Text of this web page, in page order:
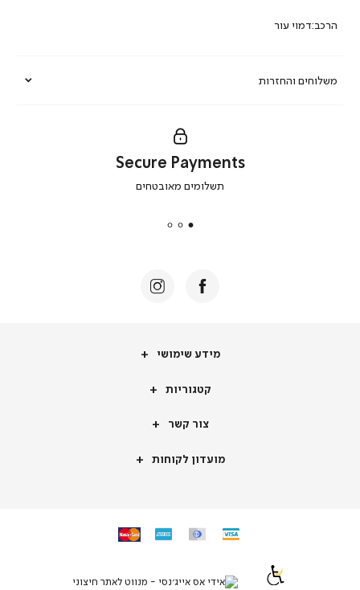
משלוחים והחזרות
הרכב:דמוי עור
secure
Secure Payments
תשלומים מאובטחים
מידע
מידע שימושי
קטגוריותקטגוריות
צור
צור קשר
מועדון
מועדון לקוחות